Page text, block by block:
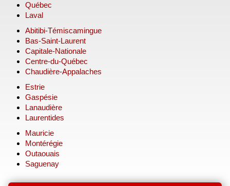
Québec
Laval
Abitibi-Témiscamingue
Bas-Saint-Laurent
Capitale-Nationale
Centre-du-Québec
Chaudière-Appalaches
Estrie
Gaspésie
Lanaudière
Laurentides
Mauricie
Montérégie
Outaouais
Saguenay